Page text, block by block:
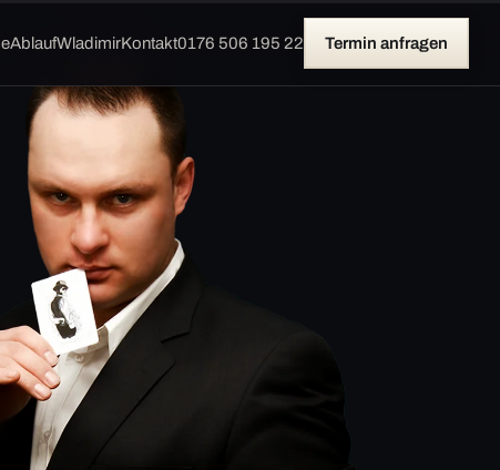
AblaufWladimirKontakt0176 506 195 22 Termin anfragen